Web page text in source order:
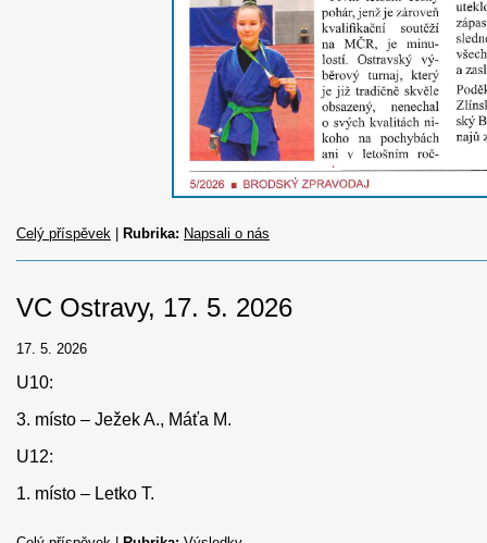
Celý příspěvek | Rubrika: Napsali o nás
VC Ostravy, 17. 5. 2026
17. 5. 2026
U10:
3. místo – Ježek A., Máťa M.
U12:
1. místo – Letko T.